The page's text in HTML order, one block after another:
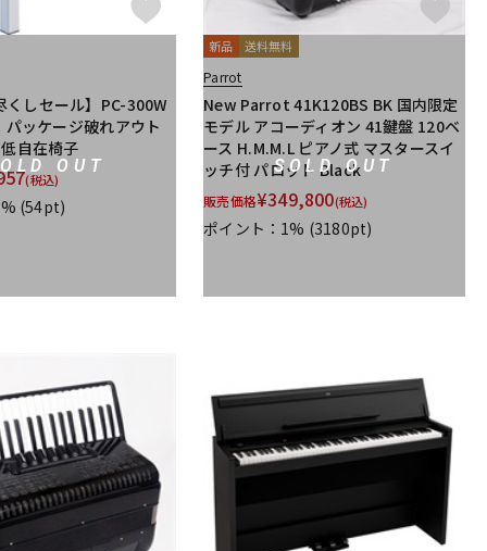
OUT
くしセール】PC-300W
ッケージ破れアウト
自在椅子
(税込)
(54pt)
SOLD OUT
新品 送料無料
Parrot
New Parrot 41K120BS BK 国内限定
モデル アコーディオン 41鍵盤 120ベ
ース H.M.M.L ピアノ式 マスタースイ
ッチ付 パロット Black
販売価格¥349,800(税込)
ポイント：1% (3180pt)